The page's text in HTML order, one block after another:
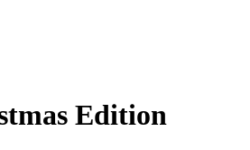
Edition